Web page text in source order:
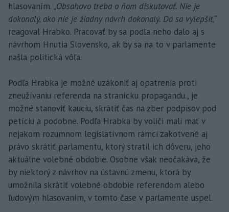
hlasovaním. „Obsahovo treba o ňom diskutovať. Nie je
dokonalý, ako nie je žiadny návrh dokonalý. Dá sa vylepšiť,“
reagoval Hrabko. Pracovať by sa podľa neho dalo aj s
návrhom Hnutia Slovensko, ak by sa na to v parlamente
našla politická vôľa.
Podľa Hrabka je možné uzákoniť aj opatrenia proti
zneužívaniu referenda na stranícku propagandu., je
možné stanoviť kauciu, skrátiť čas na zber podpisov pod
petíciu a podobne. Podľa Hrabka by voliči mali mať v
nejakom rozumnom legislatívnom rámci zakotvené aj
právo skrátiť parlamentu, ktorý stratil ich dôveru, jeho
aktuálne volebné obdobie. Osobne však neočakáva, že
by niektorý z návrhov na ústavnú zmenu, ktorá by
umožnila skrátiť volebné obdobie referendom alebo
ľudovým hlasovaním, v tomto čase v parlamente uspel.